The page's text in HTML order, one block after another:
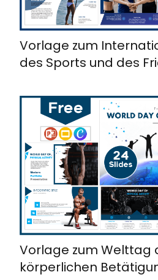
Vorlage zum
des Sports und des
Vorlage zum Welttag
körperlichen